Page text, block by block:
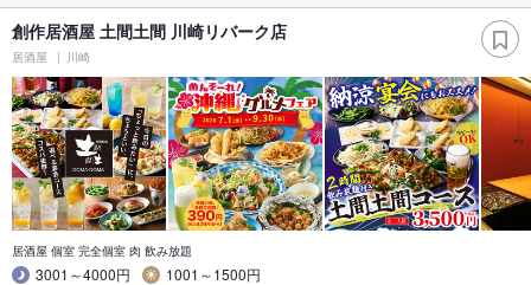
創作居酒屋 土間土間 川崎リバーク店
居酒屋 川崎
居酒屋 個室 完全個室 肉 飲み放題
3001～4000円
1001～1500円